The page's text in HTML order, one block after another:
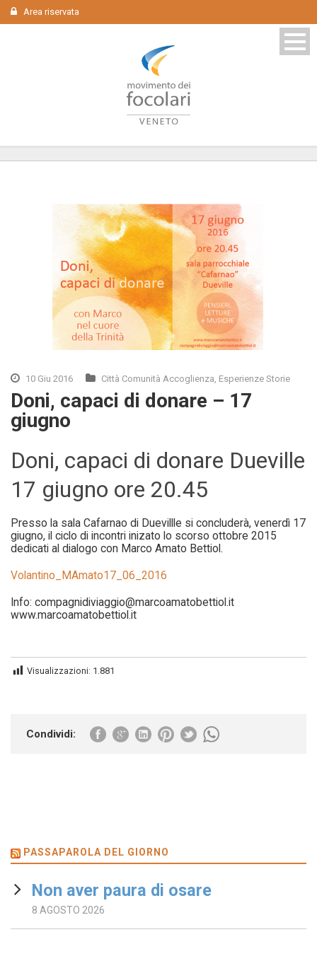
Area riservata
10 Giu 2016 Città Comunità Accoglienza, Esperienze Storie
Doni, capaci di donare – 17
giugno
Doni, capaci di donare Dueville
17 giugno ore 20.45
Presso la sala Cafarnao di Duevillle si concluderà, venerdì 17
giugno, il ciclo di incontri inizato lo scorso ottobre 2015
dedicati al dialogo con Marco Amato Bettiol.
Volantino_MAmato17_06_2016
Info: compagnidiviaggio@marcoamatobettiol.it
www.marcoamatobettiol.it
Visualizzazioni: 1.881
Condividi:
PASSAPAROLA DEL GIORNO
Non aver paura di osare
8 AGOSTO 2026